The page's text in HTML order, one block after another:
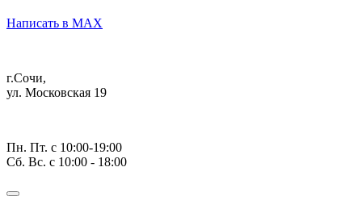
Написать в MAX
г.Сочи,
ул. Московская 19
Пн. Пт. с 10:00-19:00
Сб. Вс. с 10:00 - 18:00